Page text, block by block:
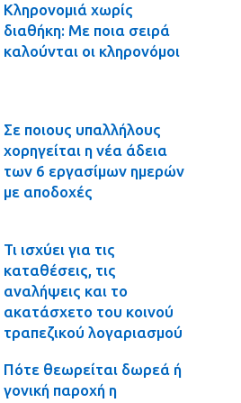
Κληρονομιά χωρίς
διαθήκη: Με ποια σειρά
καλούνται οι κληρονόμοι
Σε ποιους υπαλλήλους
χορηγείται η νέα άδεια
των 6 εργασίμων ημερών
με αποδοχές
Τι ισχύει για τις
καταθέσεις, τις
αναλήψεις και το
ακατάσχετο του κοινού
τραπεζικού λογαριασμού
Πότε θεωρείται δωρεά ή
γονική παροχή η